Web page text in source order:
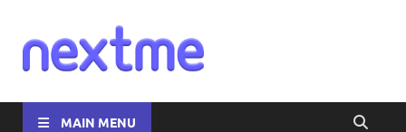
MAIN MENU